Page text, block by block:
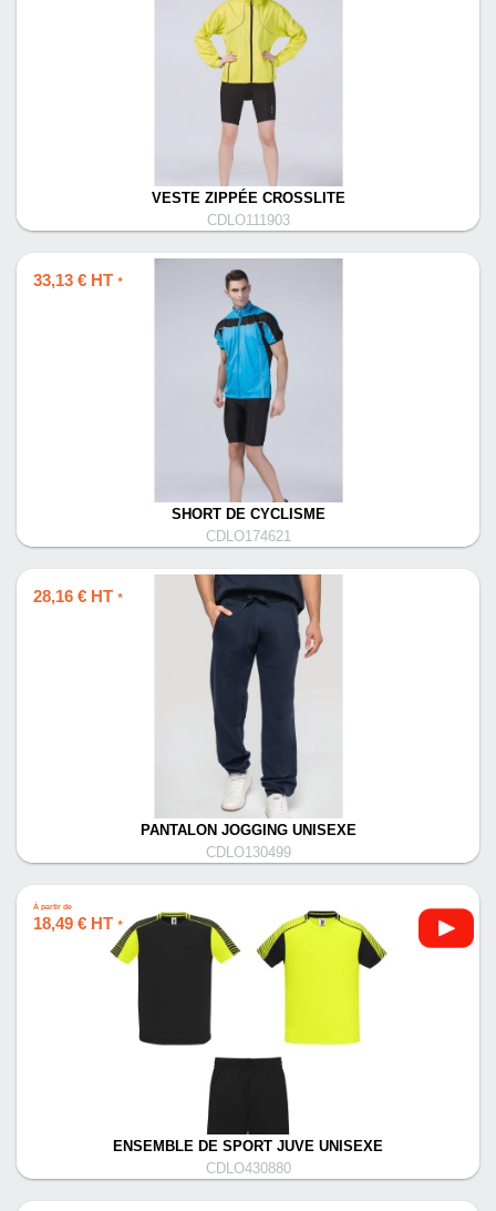
VESTE ZIPPÉE CROSSLITE
CDLO111903
33,13 € HT *
SHORT DE CYCLISME
CDLO174621
28,16 € HT *
PANTALON JOGGING UNISEXE
CDLO130499
À partir de
18,49 € HT *
ENSEMBLE DE SPORT JUVE UNISEXE
CDLO430880